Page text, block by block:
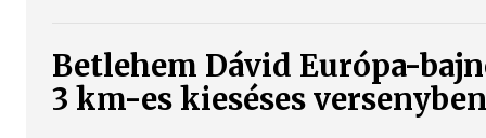
Betlehem Dávid Európa-
3 km-es kieséses